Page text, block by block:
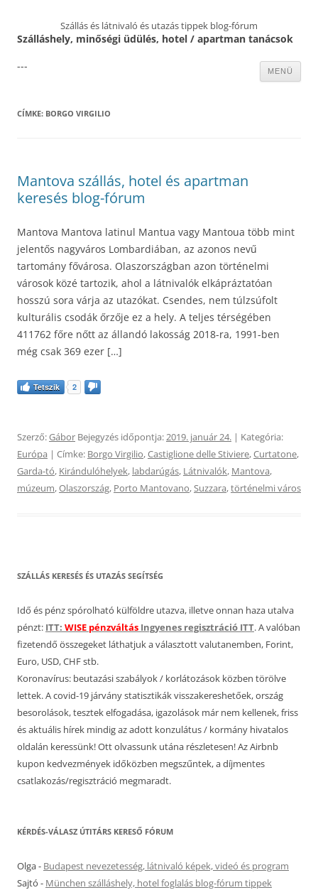
Szállás és látnivaló és utazás tippek blog-fórum
Szálláshely, minőségi üdülés, hotel / apartman tanácsok
MENÜ
---
CÍMKE: BORGO VIRGILIO
Mantova szállás, hotel és apartman
keresés blog-fórum
Mantova Mantova latinul Mantua vagy Mantoua több mint
jelentős nagyváros Lombardiában, az azonos nevű
tartomány fővárosa. Olaszországban azon történelmi
városok közé tartozik, ahol a látnivalók elkápráztatóan
hosszú sora várja az utazókat. Csendes, nem túlzsúfolt
kulturális csodák őrzője ez a hely. A teljes térségében
411762 főre nőtt az állandó lakosság 2018-ra, 1991-ben
még csak 369 ezer […]
Tetszik 2
Szerző:Gábor Bejegyzés időpontja:2019. január 24. | Kategória:
Európa | Címke: Borgo Virgilio,Castiglione delle Stiviere,Curtatone,
Garda-tó, Kirándulóhelyek, labdarúgás, Látnivalók, Mantova,
múzeum,Olaszország, Porto Mantovano,Suzzara,történelmi város
SZÁLLÁS KERESÉS ÉS UTAZÁS SEGÍTSÉG
Idő és pénz spórolható külföldre utazva, illetve onnan haza utalva
pénzt: ITT: WISE pénzváltás Ingyenes regisztráció ITT. A valóban
fizetendő összegeket láthatjuk a választott valutanemben, Forint,
Euro, USD, CHF stb.
Koronavírus: beutazási szabályok / korlátozások közben törölve
lettek. A covid-19 járvány statisztikák visszakereshetőek, ország
besorolások, tesztek elfogadása, igazolások már nem kellenek, friss
és aktuális hírek mindig az adott konzulátus / kormány hivatalos
oldalán keressünk! Ott olvassunk utána részletesen! Az Airbnb
kupon kedvezmények időközben megszűntek, a díjmentes
csatlakozás/regisztráció megmaradt.
KÉRDÉS-VÁLASZ ÚTITÁRS KERESŐ FÓRUM
Olga- Budapest nevezetesség, látnivaló képek, videó és program
Sajtó - München szálláshely, hotel foglalás blog-fórum tippek